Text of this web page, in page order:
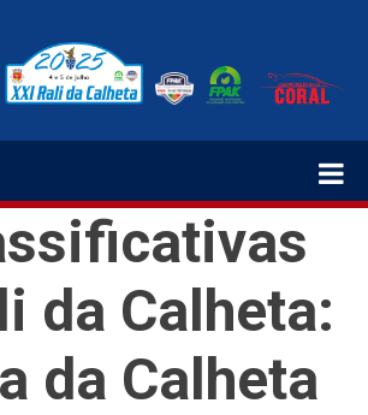
da Calheta:
da Calheta